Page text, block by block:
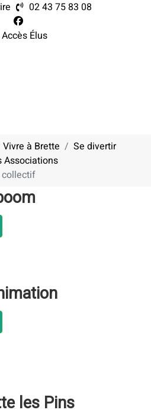
02 43 75 83 08
Accès Élus
Vivre à Brette
Se divertir
Associations
collectif
les Pins